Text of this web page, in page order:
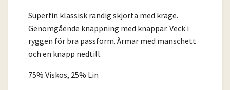
Superfin klassisk randig skjorta med krage.
Genomgående knäppning med knappar. Veck i
ryggen för bra passform. Ärmar med manschett
och en knapp nedtill.
75% Viskos, 25% Lin